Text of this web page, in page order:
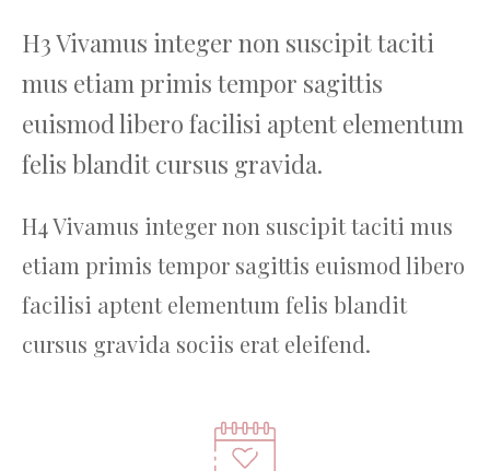
H3 Vivamus integer non suscipit taciti
mus etiam primis tempor sagittis
euismod libero facilisi aptent elementum
felis blandit cursus gravida.
H4 Vivamus integer non suscipit taciti mus
etiam primis tempor sagittis euismod libero
facilisi aptent elementum felis blandit
cursus gravida sociis erat eleifend.